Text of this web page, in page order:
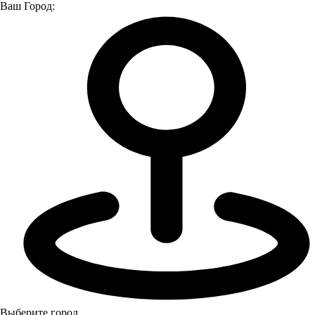
Ваш Город:
Выберите город
Главная страница
Мероприятия